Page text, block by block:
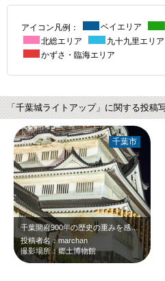
アイコン凡例： ベイエリア
北総エリア
九十九里エリア
かずさ・臨海エリア
「千葉城ライトアップ」に関する投稿
千葉開府900年の歴史の重みを感じる圧倒的に美しいライトアップでした。
投稿者名：marchan
撮影場所：郷土博物館
千葉市